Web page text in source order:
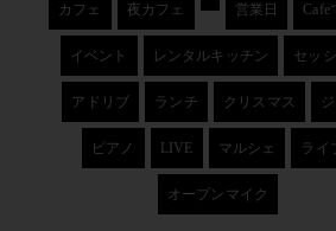
カフェ 夜カフェ 営業日 Cafe
イベント レンタルキッチン セッ
アドリブ ランチ クリスマス
ピアノ LIVE マルシェ ライ
オープンマイク